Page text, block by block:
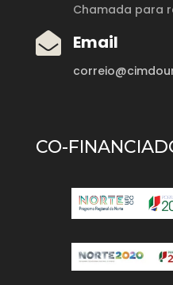
Chamada para
 Email
CO-